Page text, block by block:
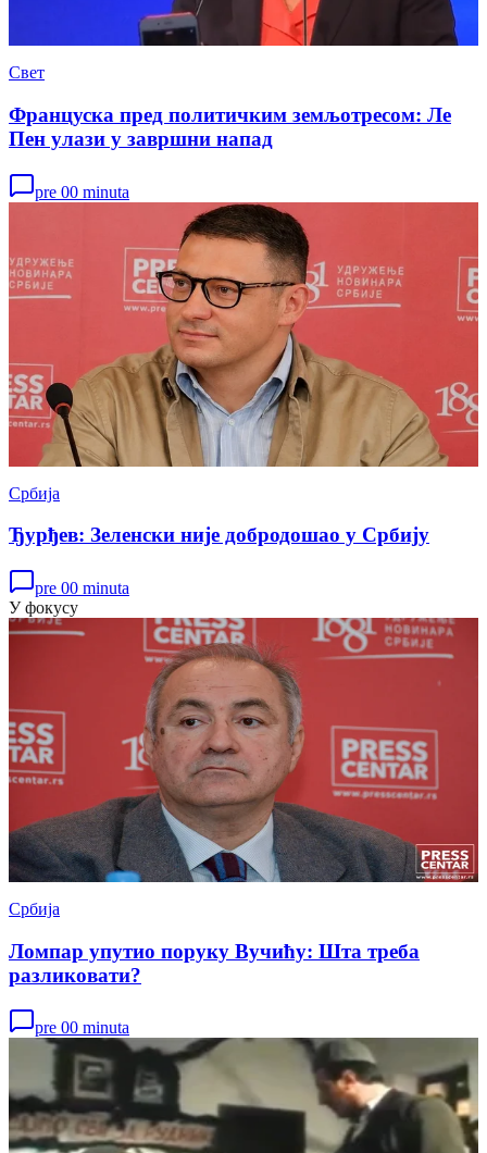
Свет
Француска пред политичким земљотресом: Ле
Пен улази у завршни напад
pre 00 minuta
Србија
Ђурђев: Зеленски није добродошао у Србију
pre 00 minuta
У фокусу
Србија
Ломпар упутио поруку Вучићу: Шта треба
разликовати?
pre 00 minuta